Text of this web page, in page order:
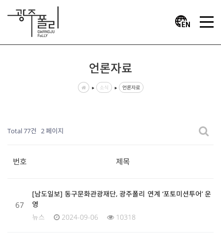
언론자료
소식 언론자료
Total 77건 2 페이지
번호 제목
67
[남도일보] 동구문화관광재단, 광주폴리 연계 ‘포토미션투어’ 운
영
뉴스
2024-09-06 10318